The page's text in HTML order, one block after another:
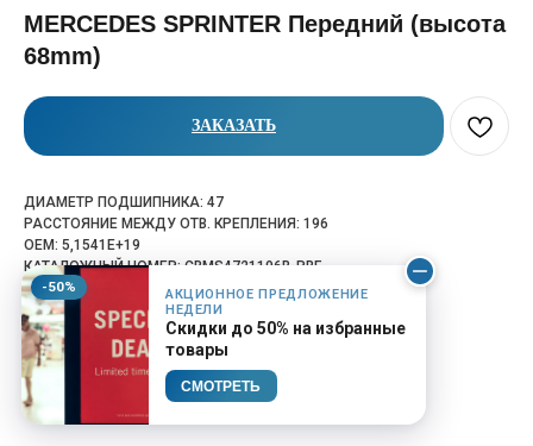
-50%
АКЦИОННОЕ ПРЕДЛОЖЕНИЕ
НЕДЕЛИ
Скидки до 50% на избранные
товары
СМОТРЕТЬ
MERCEDES SPRINTER Передний (высота
68mm)
ЗАКАЗАТЬ
ДИАМЕТР ПОДШИПНИКА: 47
РАССТОЯНИЕ МЕЖДУ ОТВ. КРЕПЛЕНИЯ: 196
OEM: 5,1541E+19
КАТАЛОЖНЫЙ НОМЕР: CBMS4721196B-PBF